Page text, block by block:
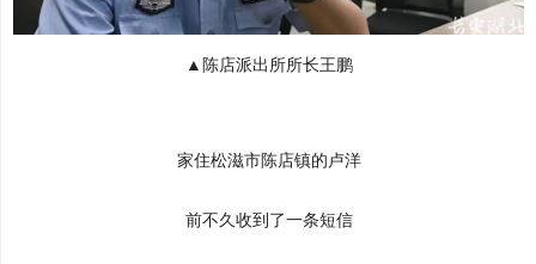
▲陈店派出所所长王鹏
家住松滋市陈店镇的卢洋
前不久收到了一条短信